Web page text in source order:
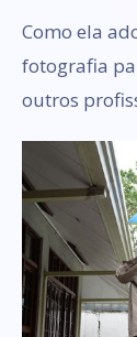
Como ela
fotografia
outros